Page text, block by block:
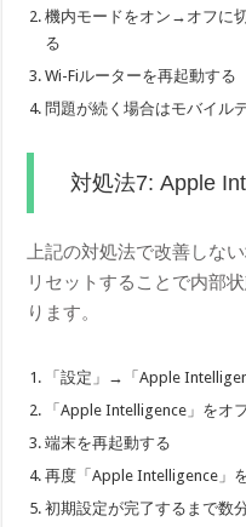
機内モードをオン→オフに
る
Wi-Fiルーターを再起動する
問題が続く場合はモバイル
対処法7: Apple
上記の対処法で改善しな
リセットすることで内部
ります。
「設定」→「Apple
「Apple Intelligence」をオ
端末を再起動する
再度「Apple Intelligence」
初期設定が完了するまで数